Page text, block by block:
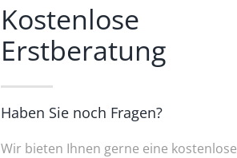
Kostenlose
Erstberatung
Haben Sie noch Fragen?
Wir bieten Ihnen gerne eine kostenlose